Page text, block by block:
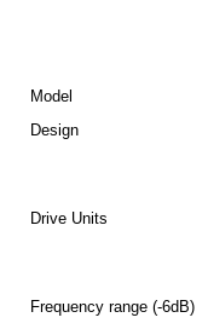
Model
Design
Drive Units
Frequency range (-6dB)